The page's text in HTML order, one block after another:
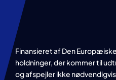
Finansieret af Den
holdninger, der kommer til
og afspejler ikke